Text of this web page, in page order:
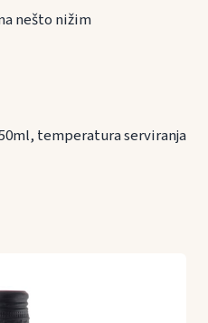
nešto nižim
temperatura serviranja